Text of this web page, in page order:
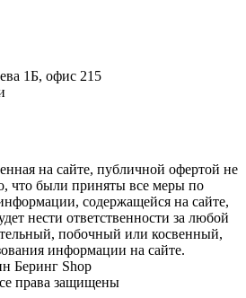
1Б, офис 215
на сайте, публичной офертой не
что были приняты все меры по
содержащейся на сайте,
нести ответственности за любой
побочный или косвенный,
информации на сайте.
Беринг Shop
права защищены